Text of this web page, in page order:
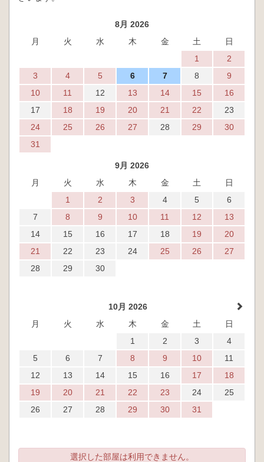
8月 2026
月
火 水 木 金 土
日
1
2
3
4 5 6 7 8
9
10
11 12 13 14 15
16
17
18 19 20 21 22
23
24
25 26 27 28 29
30
31
9月 2026
月
火 水 木 金 土
日
1
2 3 4 5
6
7
8 9 10 11 12
13
14
15 16 17 18 19
20
21
22 23 24 25 26
27
28
29 30
10月 2026
月
火 水 木 金 土
日
1
2 3
4
5
6 7 8 9 10
11
12
13 14 15 16 17
18
19
20 21 22 23 24
25
26
27 28 29 30 31
選択した部屋は利用できません。